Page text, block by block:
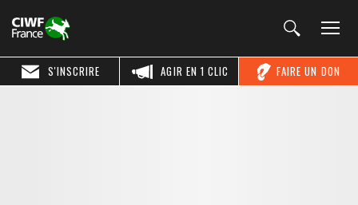
FAIRE UN DON
AGIR EN 1 CLIC
S'INSCRIRE